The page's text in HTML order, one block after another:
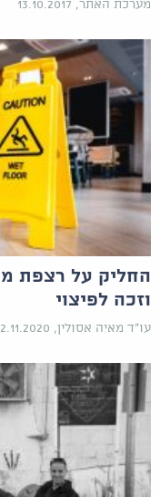
מערכת האתר, 13.10.2017
החליק על רצפת
וזכה לפיצוי
עו"ד מאיה אסולין, 22.11.2020